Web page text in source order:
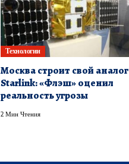
Технологии
Москва строит свой аналог
Starlink: «Флэш» оценил
реальность угрозы
2 Мин Чтения